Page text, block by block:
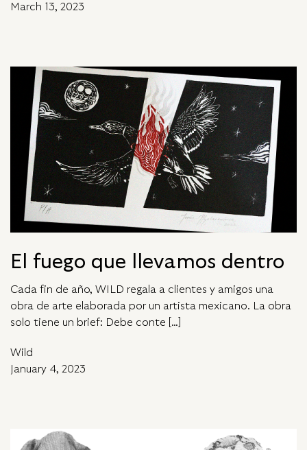
March 13, 2023
El fuego que llevamos dentro
Cada fin de año, WILD regala a clientes y amigos una
obra de arte elaborada por un artista mexicano. La obra
solo tiene un brief: Debe conte […]
Wild
January 4, 2023